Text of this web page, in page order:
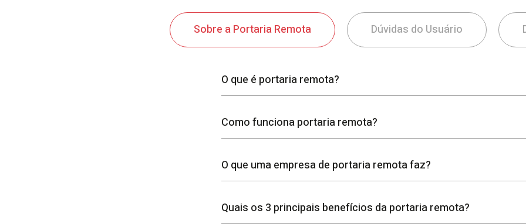
Sobre a Portaria Remota Dúvidas do Usuário
O que é portaria remota?
Como funciona portaria remota?
O que uma empresa de portaria remota faz?
Quais os 3 principais benefícios da portaria remota?